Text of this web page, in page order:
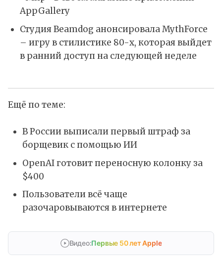
AppGallery
Студия Beamdog анонсировала MythForce
– игру в стилистике 80-х, которая выйдет
в ранний доступ на следующей неделе
Ещё по теме:
В России выписали первый штраф за
борщевик с помощью ИИ
OpenAI готовит переносную колонку за
$400
Пользователи всё чаще
разочаровываются в интернете
Видео:Первые 50 лет Apple